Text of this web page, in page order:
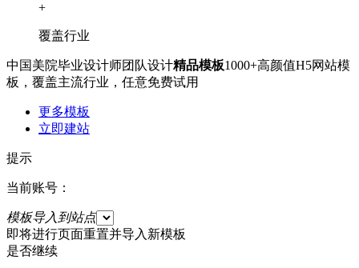
+
覆盖行业
中国美院毕业设计师团队设计精品模板1000+高颜值H5网站模
板，覆盖主流行业，任意免费试用
更多模板
立即建站
提示
当前账号：
模板导入到站点
即将进行页面重置并导入新模板
是否继续